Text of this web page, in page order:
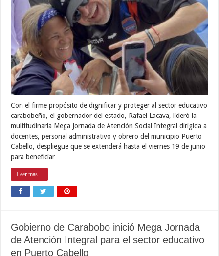
Con el firme propósito de dignificar y proteger al sector educativo
carabobeño, el gobernador del estado, Rafael Lacava, lideró la
multitudinaria Mega Jornada de Atención Social Integral dirigida a
docentes, personal administrativo y obrero del municipio Puerto
Cabello, despliegue que se extenderá hasta el viernes 19 de junio
para beneficiar …
Leer mas...
Gobierno de Carabobo inició Mega Jornada
de Atención Integral para el sector educativo
en Puerto Cabello